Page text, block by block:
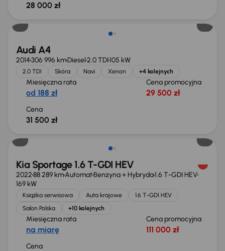
28 000 zł
Audi A4
2014306 996 kmDiesel2.0 TDI105 kW
2.0 TDI Skóra Navi Xenon +4 kolejnych
Miesięczna rata
od 188 zł
Cena promocyjna
29 500 zł
Cena
31 500 zł
Możliwość odliczenia VAT
Kia Sportage 1.6 T-GDI HEV
202288 289 kmAutomatBenzyna + Hybryda1.6 T-GDI HEV
169 kW
Książka serwisowa Auta krajowe
1.6 T-GDI HEV
Salon Polska
+10 kolejnych
Miesięczna rata
na miarę
Cena promocyjna
111 000 zł
Cena